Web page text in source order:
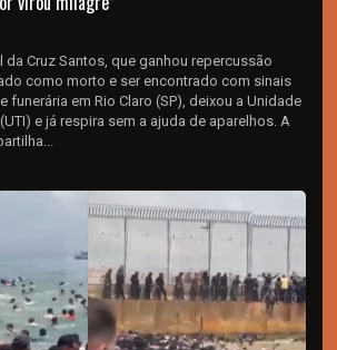
da Cruz Santos, que ganhou repercussão
como morto e ser encontrado com sinais
funerária em Rio Claro (SP), deixou a Unidade
e já respira sem a ajuda de aparelhos. A